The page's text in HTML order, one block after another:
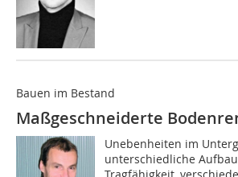
Bauen im Bestand
Maßgeschneiderte
Unebenheiten im
unterschiedliche